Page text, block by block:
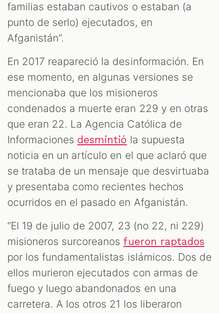
familias estaban cautivos o estaban (a
punto de serlo) ejecutados, en
Afganistán”.
En 2017 reapareció la desinformación. En
ese momento, en algunas versiones se
mencionaba que los misioneros
condenados a muerte eran 229 y en otras
que eran 22. La Agencia Católica de
Informaciones desmintió la supuesta
noticia en un artículo en el que aclaró que
se trataba de un mensaje que desvirtuaba
y presentaba como recientes hechos
ocurridos en el pasado en Afganistán.
“El 19 de julio de 2007, 23 (no 22, ni 229)
misioneros surcoreanos fueron raptados
por los fundamentalistas islámicos. Dos de
ellos murieron ejecutados con armas de
fuego y luego abandonados en una
carretera. A los otros 21 los liberaron